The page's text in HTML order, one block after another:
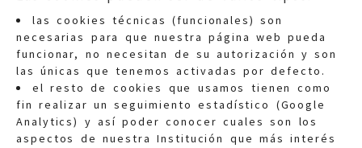
las cookies técnicas (funcionales) son
necesarias para que nuestra página web pueda
funcionar, no necesitan de su autorización y son
las únicas que tenemos activadas por defecto.
el resto de cookies que usamos tienen como
fin realizar un seguimiento estadístico (Google
Analytics) y así poder conocer cuales son los
aspectos de nuestra Institución que más interés
Quejas:quejas@eljusticiadearagon.es
Información general:
informacion@eljusticiadearagon.es